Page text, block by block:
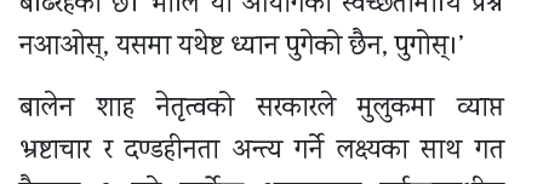
नआओस्, यसमा यथेष्ट ध्यान पुगेको छैन, पुगोस्।’
बालेन शाह नेतृत्वको सरकारले मुलुकमा व्याप्त
भ्रष्टाचार र दण्डहीनता अन्त्य गर्ने लक्ष्यका साथ गत